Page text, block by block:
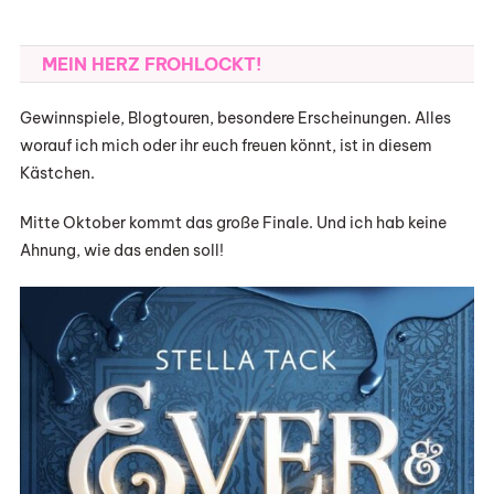
MEIN HERZ FROHLOCKT!
Gewinnspiele, Blogtouren, besondere Erscheinungen. Alles
worauf ich mich oder ihr euch freuen könnt, ist in diesem
Kästchen.
Mitte Oktober kommt das große Finale. Und ich hab keine
Ahnung, wie das enden soll!